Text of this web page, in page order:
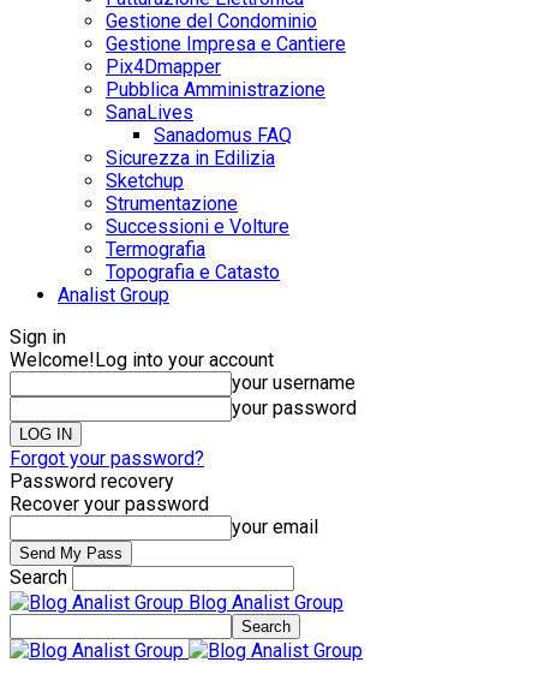
Gestione del Condominio
Gestione Impresa e Cantiere
Pix4Dmapper
Pubblica Amministrazione
SanaLives
Sanadomus FAQ
Sicurezza in Edilizia
Sketchup
Strumentazione
Successioni e Volture
Termografia
Topografia e Catasto
Analist Group
Sign in
Welcome!Log into your account
your username
your password
Forgot your password?
Password recovery
Recover your password
your email
Search
Blog Analist Group